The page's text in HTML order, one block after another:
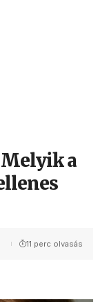
a
11 perc olvasás